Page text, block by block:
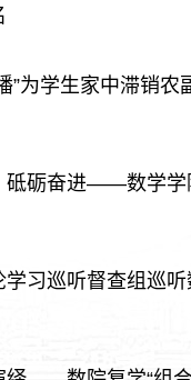
”为学生家中滞销农
砥砺奋进——数学学
学习巡听督查组巡